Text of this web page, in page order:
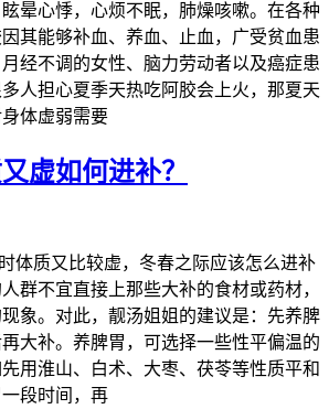
晕心悸，心烦不眠，肺燥咳嗽。在各种
其能够补血、养血、止血，广受贫血患
经不调的女性、脑力劳动者以及癌症患
人担心夏季天热吃阿胶会上火，那夏天
体虚弱需要
虚如何进补？
体质又比较虚，冬春之际应该怎么进补
群不宜直接上那些大补的食材或药材，
象。对此，靓汤姐姐的建议是：先养脾
大补。养脾胃，可选择一些性平偏温的
用淮山、白术、大枣、茯苓等性质平和
段时间，再